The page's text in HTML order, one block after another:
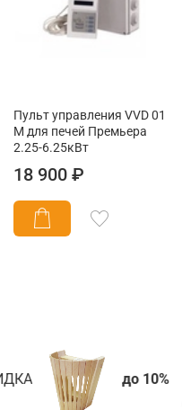
Пульт управления VVD 01
М для печей Премьера
2.25-6.25кВт
18 900 ₽
до 10%